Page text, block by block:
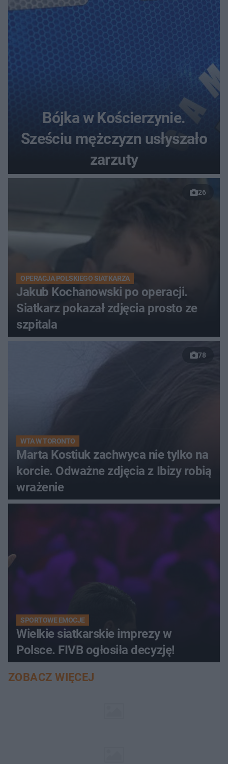
Bójka w Kościerzynie.
Sześciu mężczyzn usłyszało
zarzuty
26
OPERACJA POLSKIEGO SIATKARZA
Jakub Kochanowski po operacji.
Siatkarz pokazał zdjęcia prosto ze
szpitala
78
WTA W TORONTO
Marta Kostiuk zachwyca nie tylko na
korcie. Odważne zdjęcia z Ibizy robią
wrażenie
SPORTOWE EMOCJE
Wielkie siatkarskie imprezy w
Polsce. FIVB ogłosiła decyzję!
ZOBACZ WIĘCEJ